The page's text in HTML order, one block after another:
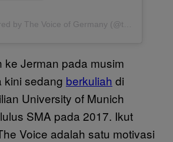
ke Jerman pada musim
kini sedang berkuliah di
University of Munich
SMA pada 2017. Ikut
Voice adalah satu motivasi